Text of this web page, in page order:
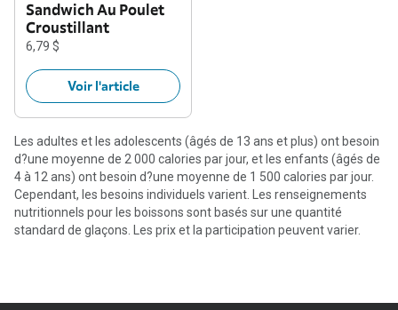
Sandwich Au Poulet
Croustillant
6,79 $
Voir l'article
Les adultes et les adolescents (âgés de 13 ans et plus) ont besoin
d?une moyenne de 2 000 calories par jour, et les enfants (âgés de
4 à 12 ans) ont besoin d?une moyenne de 1 500 calories par jour.
Cependant, les besoins individuels varient. Les renseignements
nutritionnels pour les boissons sont basés sur une quantité
standard de glaçons. Les prix et la participation peuvent varier.